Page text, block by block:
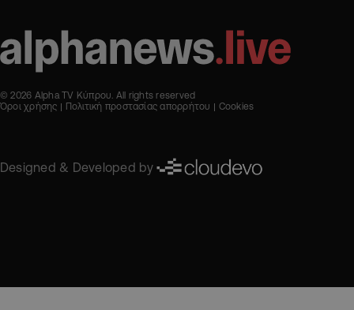
© 2026 Alpha TV Κύπρου. All rights reserved
Όροι χρήσης
Πολιτική προστασίας απορρήτου Cookies
Designed & Developed by